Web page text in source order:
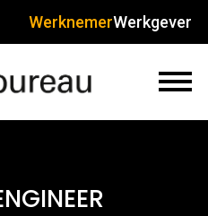
WerknemerWerkgever